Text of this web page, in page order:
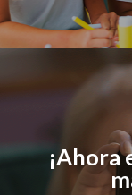
¡Ahora